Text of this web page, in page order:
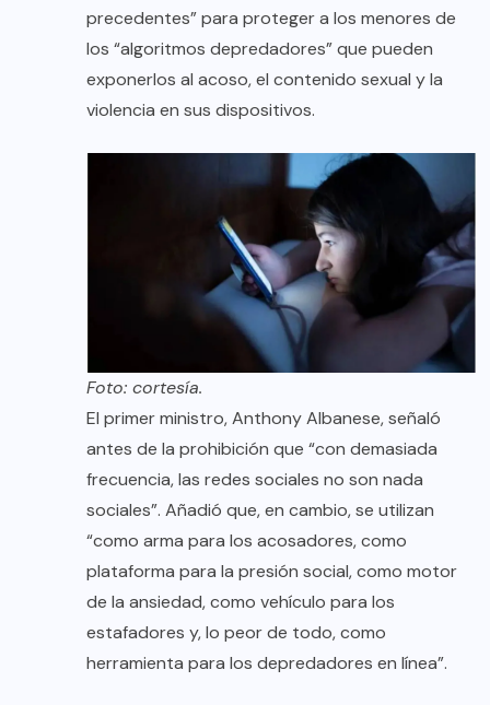
precedentes” para proteger a los menores de
los “algoritmos depredadores” que pueden
exponerlos al acoso, el contenido sexual y la
violencia en sus dispositivos.
Foto: cortesía.
El primer ministro, Anthony Albanese, señaló
antes de la prohibición que “con demasiada
frecuencia, las redes sociales no son nada
sociales”. Añadió que, en cambio, se utilizan
“como arma para los acosadores, como
plataforma para la presión social, como motor
de la ansiedad, como vehículo para los
estafadores y, lo peor de todo, como
herramienta para los depredadores en línea”.